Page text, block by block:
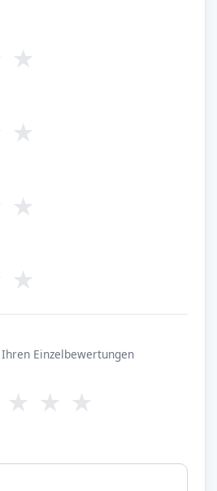
★
★
★
★
Einzelbewertungen
★ ★ ★